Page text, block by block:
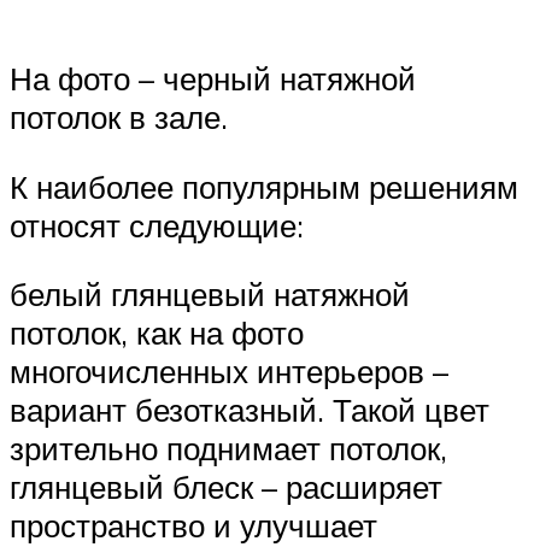
На фото – черный натяжной
потолок в зале.
К наиболее популярным решениям
относят следующие:
белый глянцевый натяжной
потолок, как на фото
многочисленных интерьеров –
вариант безотказный. Такой цвет
зрительно поднимает потолок,
глянцевый блеск – расширяет
пространство и улучшает